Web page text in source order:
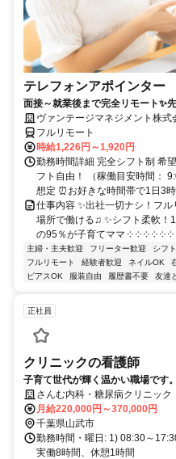
テレフォンアポインター
面接～就業後まで完全リモート✨
ヴァンテージマネジメント株式
フルリモート
時給1,226円～1,920円
勤務時間詳細 完全シフト制 希
フト自由！ （稼働目安時間：
想定 ⏰お好きな時間帯で1日3
仕事内容 ✨出社一切ナシ！フ
場所で働ける♫ ✨シフト柔軟！
の95％が子育てママ ༶ ༶ ༶ ༶ ༶ ༶
主婦・主夫歓迎 フリーター歓迎 シフ
フルリモート
経験者歓迎 ネイルOK
ピアスOK
服装自由 履歴書不要 友達
正社員
クリニックの看護師
子育て世代が輝く温かい職場です
なたの理想の働き方を応援します。
さんむ内科・糖尿病クリニック
月給220,000円～370,000円
千葉県山武市
勤務時間・曜日: 1) 08:30～
実働8時間、休憩1時間